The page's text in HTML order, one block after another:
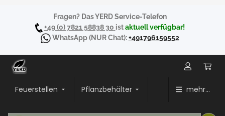
Fragen? Das YERD Service-Telefon
+49 (0) 7821 58838 30 istaktuell verfügbar!
WhatsApp(NUR Chat):+491796159552
Feuerstellen Pflanzbehälter mehr...